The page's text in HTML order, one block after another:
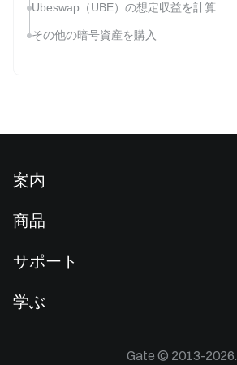
Ubeswap（UBE）の想定収益を計算
その他の暗号資産を購入
案内
ニュースルーム
F1 Oracle Red Bull Racing 公式スポンサー
商品
現物取引
サポート
学ぶ
Gate © 2013-2026.